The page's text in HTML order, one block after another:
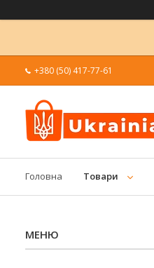
+380 (50) 417-77-61
Головна Товари